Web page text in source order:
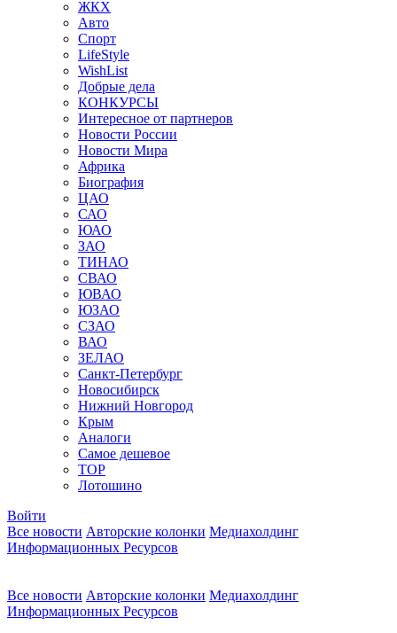
ЖКХ
Авто
Спорт
LifeStyle
WishList
Добрые дела
КОНКУРСЫ
Интересное от партнеров
Новости России
Новости Мира
Африка
Биография
ЦАО
САО
ЮАО
ЗАО
ТИНАО
СВАО
ЮВАО
ЮЗАО
СЗАО
ВАО
ЗЕЛАО
Санкт-Петербург
Новосибирск
Нижний Новгород
Крым
Аналоги
Самое дешевое
TOP
Лотошино
Войти
Все новости Авторские колонки Медиахолдинг
Информационных Ресурсов
Все новости Авторские колонки Медиахолдинг
Информационных Ресурсов